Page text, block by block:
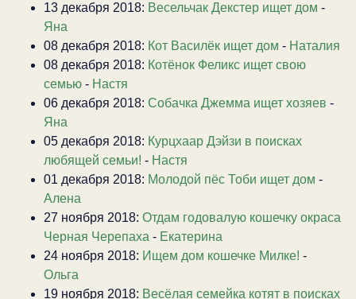
13 декабря 2018: Весельчак Декстер ищет дом -
Яна
08 декабря 2018: Кот Василёк ищет дом - Наталия
08 декабря 2018: Котёнок Феликс ищет свою
семью - Настя
06 декабря 2018: Собачка Джемма ищет хозяев -
Яна
05 декабря 2018: Курцхаар Дэйзи в поисках
любящей семьи! - Настя
01 декабря 2018: Молодой пёс Тоби ищет дом -
Алена
27 ноября 2018: Отдам годовалую кошечку окраса
Черная Черепаха - Екатерина
24 ноября 2018: Ищем дом кошечке Милке! -
Ольга
19 ноября 2018: Весёлая семейка котят в поисках